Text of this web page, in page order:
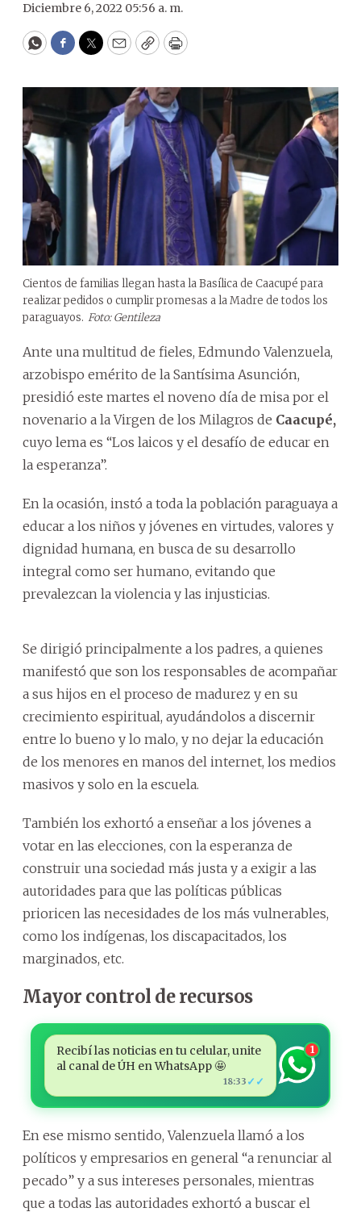
Diciembre 6, 2022 05:56 a. m.
WhatsApp
Facebook
Twitter
EmailCopyPrint
Cientos de familias llegan hasta la Basílica de Caacupé para
realizar pedidos o cumplir promesas a la Madre de todos los
paraguayos. Foto: Gentileza
Ante una multitud de fieles, Edmundo Valenzuela,
arzobispo emérito de la Santísima Asunción,
presidió este martes el noveno día de misa por el
novenario a la Virgen de los Milagros de Caacupé,
cuyo lema es “Los laicos y el desafío de educar en
la esperanza”.
En la ocasión, instó a toda la población paraguaya a
educar a los niños y jóvenes en virtudes, valores y
dignidad humana, en busca de su desarrollo
integral como ser humano, evitando que
prevalezcan la violencia y las injusticias.
Se dirigió principalmente a los padres, a quienes
manifestó que son los responsables de acompañar
a sus hijos en el proceso de madurez y en su
crecimiento espiritual, ayudándolos a discernir
entre lo bueno y lo malo, y no dejar la educación
de los menores en manos del internet, los medios
masivos y solo en la escuela.
También los exhortó a enseñar a los jóvenes a
votar en las elecciones, con la esperanza de
construir una sociedad más justa y a exigir a las
autoridades para que las políticas públicas
prioricen las necesidades de los más vulnerables,
como los indígenas, los discapacitados, los
marginados, etc.
Mayor control de recursos
Recibí las noticias en tu celular, unite
al canal de ÚH en WhatsApp 🤩
18:33 ✓✓
1
En ese mismo sentido, Valenzuela llamó a los
políticos y empresarios en general “a renunciar al
pecado” y a sus intereses personales, mientras
que a todas las autoridades exhortó a buscar el